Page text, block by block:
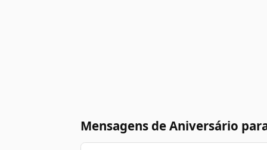
Mensagens de Aniversário